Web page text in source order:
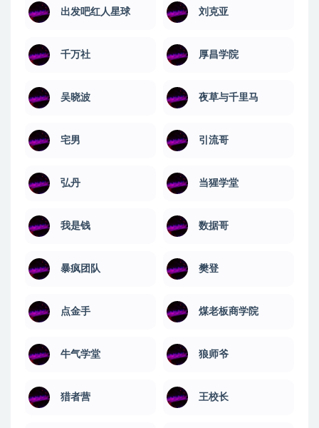
出发吧红人星球 刘克亚
千万社 厚昌学院
吴晓波 夜草与千里马
宅男 引流哥
弘丹 当猩学堂
我是钱 数据哥
暴疯团队 樊登
点金手 煤老板商学院
牛气学堂 狼师爷
猎者营 王校长